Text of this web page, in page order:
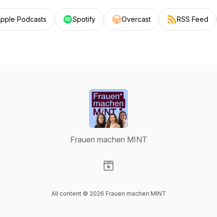
Podcasts Spotify Overcast RSS Feed
Frauen machen MINT
All content © 2026 Frauen machen MINT